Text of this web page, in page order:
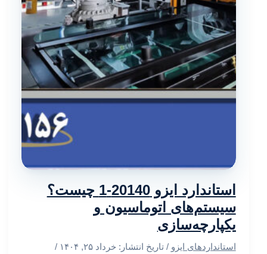
استاندارد ایزو 20140-1 چیست؟
سیستم‌های اتوماسیون و
یکپارچه‌سازی
استانداردهای ایزو / تاریخ انتشار: خرداد ۲۵, ۱۴۰۴ /